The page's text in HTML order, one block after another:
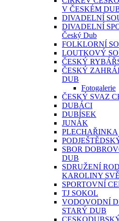
V ČESKÉM
DIVADELNÍ
DIVADELNÍ
Český Dub
FOLKLORNÍ
LOUTKOVÝ
ČESKÝ
ČESKÝ
DUB
Fotogalerie
ČESKÝ SVAZ
DUBÁCI
DUBÍSEK
JUNÁK
PLECHAŘINKA
SBOR
DUB
SDRUŽENÍ
KAROLINY
SPORTOVNÍ
TJ SOKOL
VODOVODNÍ
STARÝ DUB